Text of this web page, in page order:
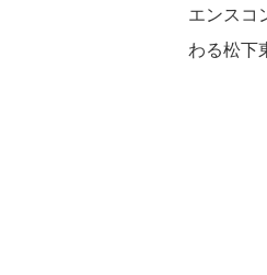
エンスコ
わる松下